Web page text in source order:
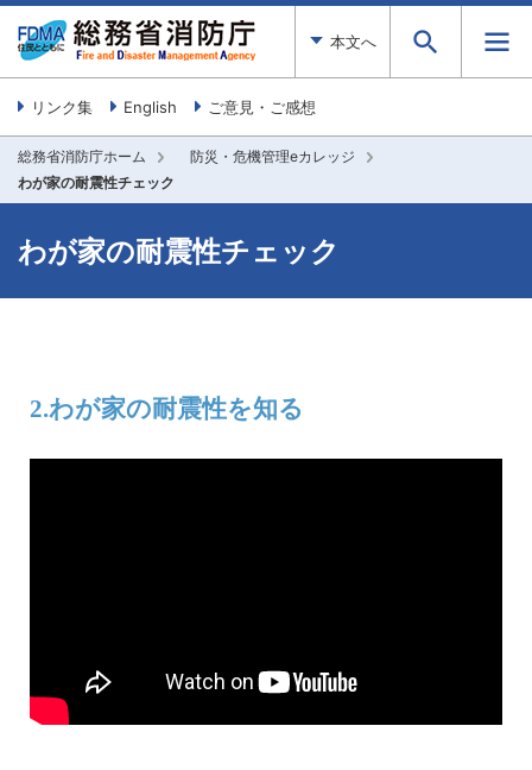
本文へ
リンク集 English ご意見・ご感想
総務省消防庁ホーム
防災・危機管理eカレッジ
わが家の耐震性チェック
わが家の耐震性チェック
2.わが家の耐震性を知る